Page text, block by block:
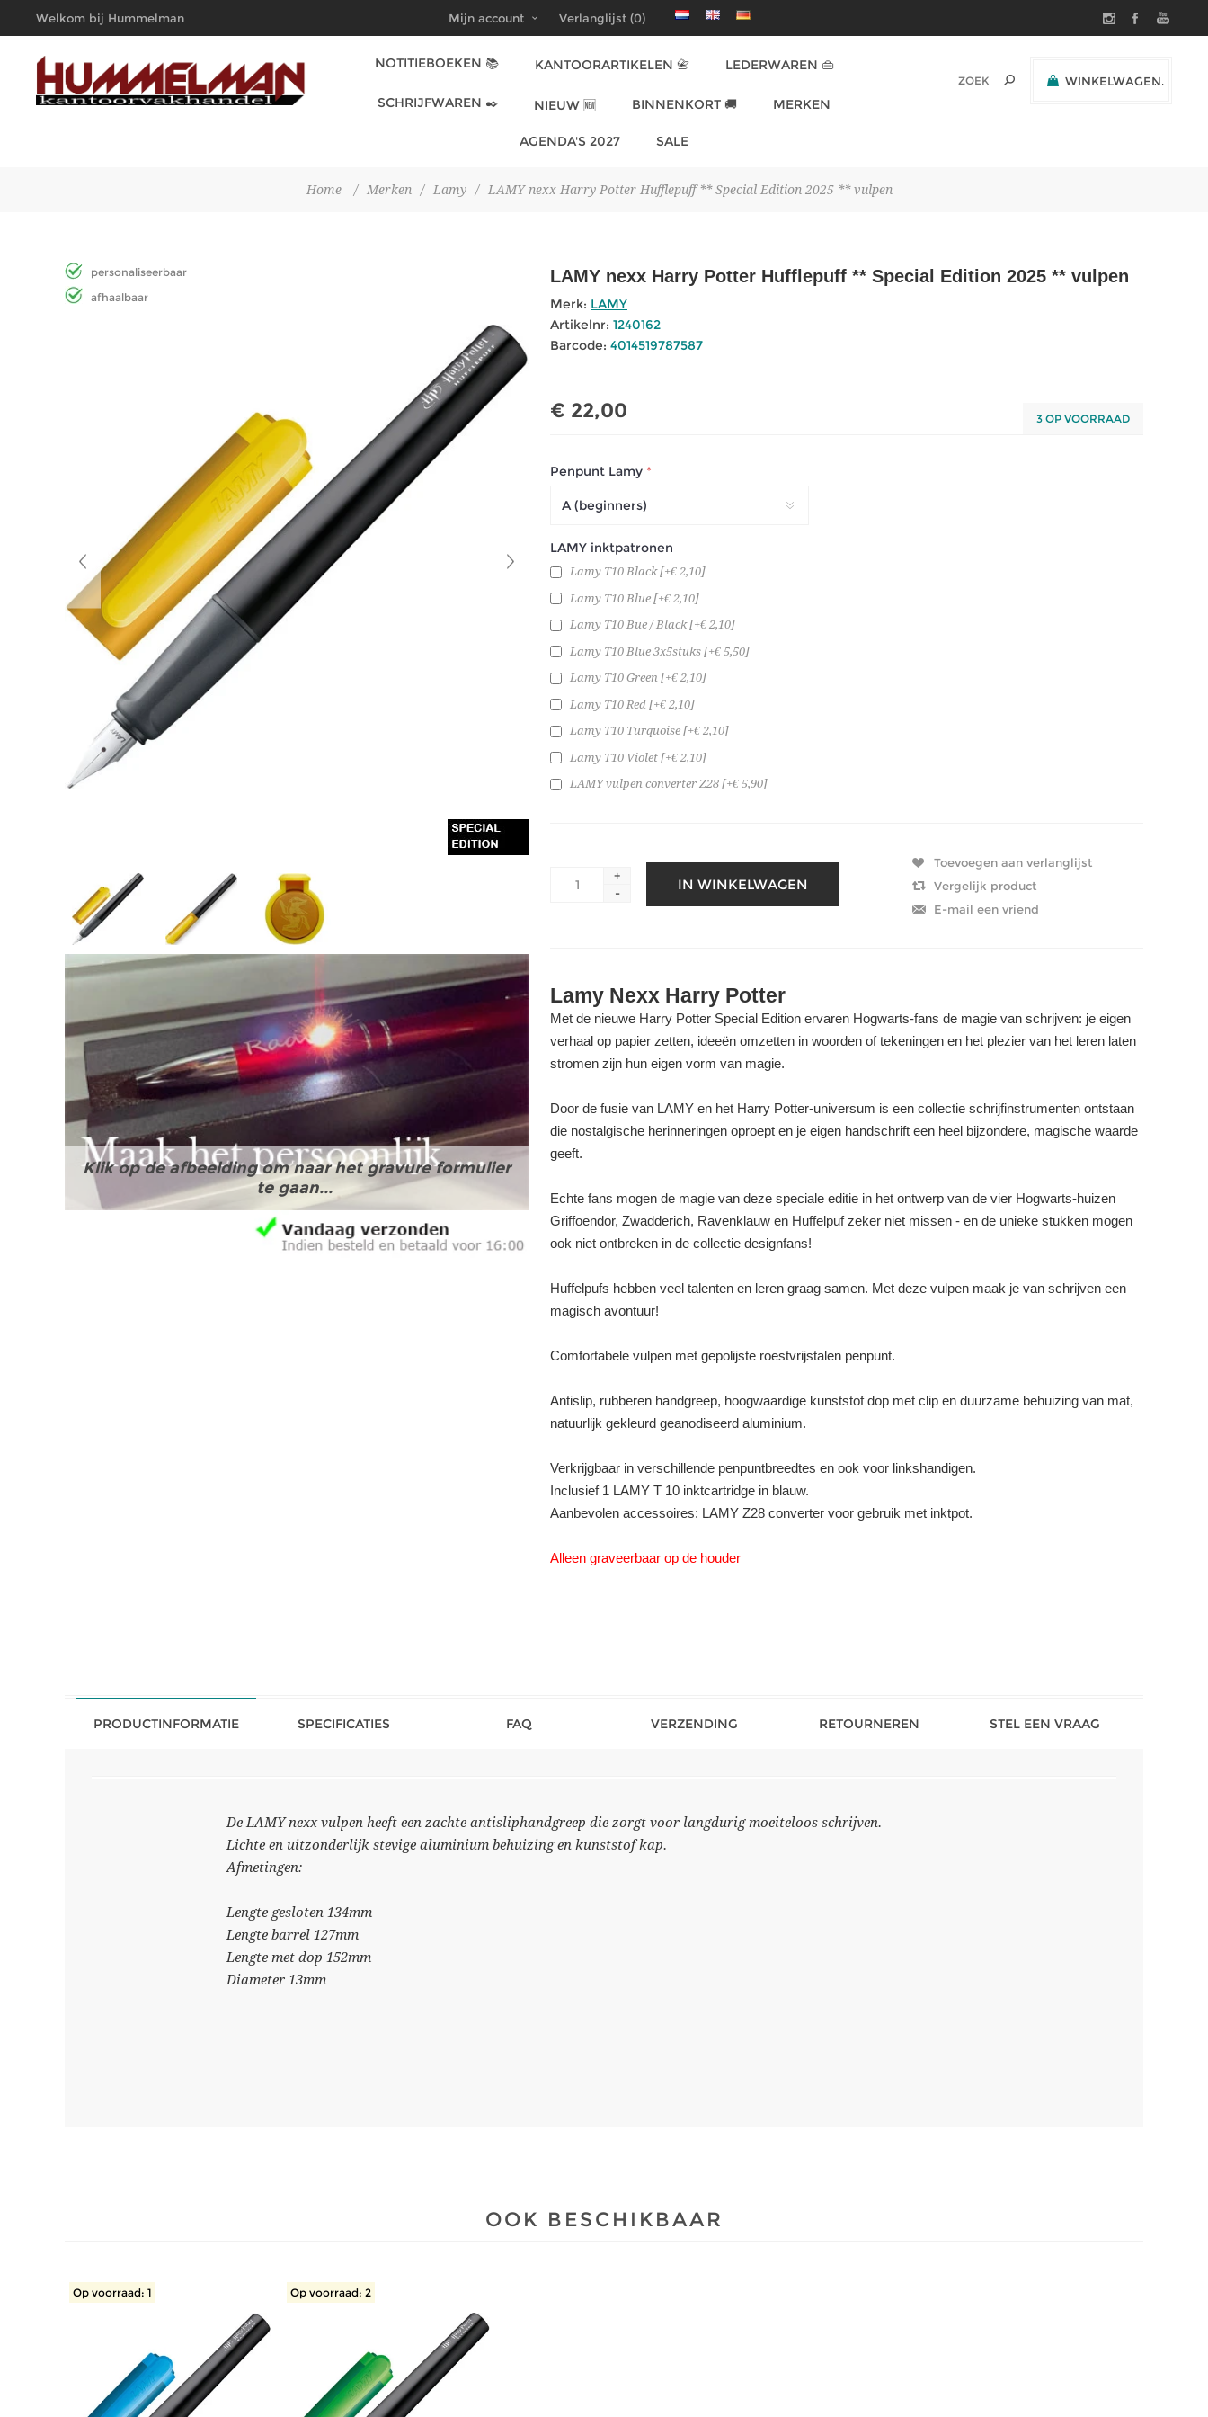
Welkom bij Hummelman
Kantoorvakhandel
Mijn account Verlanglijst (0)
WINKELWAGEN
NOTITIEBOEKEN 📚 KANTOORARTIKELEN 📇 LEDERWAREN 👜
SCHRIJFWAREN ✒️ NIEUW 🆕 BINNENKORT 🚚 MERKEN
AGENDA'S 2027 SALE
Home / Merken / Lamy / LAMY nexx Harry Potter Hufflepuff ** Special Edition 2025 ** vulpen
personaliseerbaar
afhaalbaar
Klik op de afbeelding om naar het gravure formulier
te gaan...
LAMY nexx Harry Potter Hufflepuff ** Special Edition 2025 ** vulpen
Merk: LAMY
Artikelnr: 1240162
Barcode: 4014519787587
€ 22,00 3 OP VOORRAAD
Penpunt Lamy *
LAMY inktpatronen
Lamy T10 Black [+€ 2,10]
Lamy T10 Blue [+€ 2,10]
Lamy T10 Bue / Black [+€ 2,10]
Lamy T10 Blue 3x5stuks [+€ 5,50]
Lamy T10 Green [+€ 2,10]
Lamy T10 Red [+€ 2,10]
Lamy T10 Turquoise [+€ 2,10]
Lamy T10 Violet [+€ 2,10]
LAMY vulpen converter Z28 [+€ 5,90]
+
-
Lamy Nexx Harry Potter
Met de nieuwe Harry Potter Special Edition ervaren Hogwarts-fans de magie van schrijven: je eigen
verhaal op papier zetten, ideeën omzetten in woorden of tekeningen en het plezier van het leren laten
stromen zijn hun eigen vorm van magie.
Door de fusie van LAMY en het Harry Potter-universum is een collectie schrijfinstrumenten ontstaan ​​
die nostalgische herinneringen oproept en je eigen handschrift een heel bijzondere, magische waarde
geeft.
Echte fans mogen de magie van deze speciale editie in het ontwerp van de vier Hogwarts-huizen
Griffoendor, Zwadderich, Ravenklauw en Huffelpuf zeker niet missen - en de unieke stukken mogen
ook niet ontbreken in de collectie designfans!
Huffelpufs hebben veel talenten en leren graag samen. Met deze vulpen maak je van schrijven een
magisch avontuur!
Comfortabele vulpen met gepolijste roestvrijstalen penpunt.
Antislip, rubberen handgreep, hoogwaardige kunststof dop met clip en duurzame behuizing van mat,
natuurlijk gekleurd geanodiseerd aluminium.
Verkrijgbaar in verschillende penpuntbreedtes en ook voor linkshandigen.
Inclusief 1 LAMY T 10 inktcartridge in blauw.
Aanbevolen accessoires: LAMY Z28 converter voor gebruik met inktpot.
Alleen graveerbaar op de houder
PRODUCTINFORMATIE SPECIFICATIES FAQ VERZENDING RETOURNEREN STEL EEN VRAAG
De LAMY nexx vulpen heeft een zachte antisliphandgreep die zorgt voor langdurig moeiteloos schrijven.
Lichte en uitzonderlijk stevige aluminium behuizing en kunststof kap.
Afmetingen:
Lengte gesloten 134mm
Lengte barrel 127mm
Lengte met dop 152mm
Diameter 13mm
OOK BESCHIKBAAR
Op voorraad: 1 Op voorraad: 2